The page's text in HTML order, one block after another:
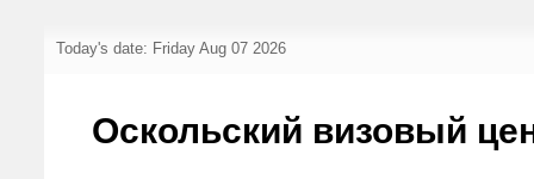
Today's date: Friday Aug 07 2026
Оскольский визовый